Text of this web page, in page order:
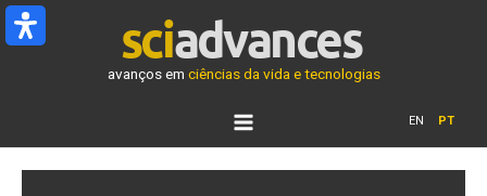
Ir
para
avanços em ciências da vida e tecnologias
EN PT